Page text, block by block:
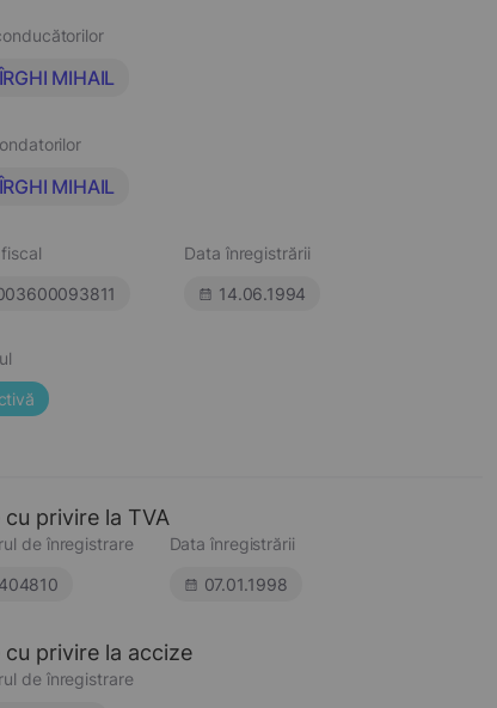
MIHAIL
MIHAIL
Data înregistrării
14.06.1994
cu privire la TVA
de înregistrare
Data înregistrării
07.01.1998
cu privire la accize
de înregistrare